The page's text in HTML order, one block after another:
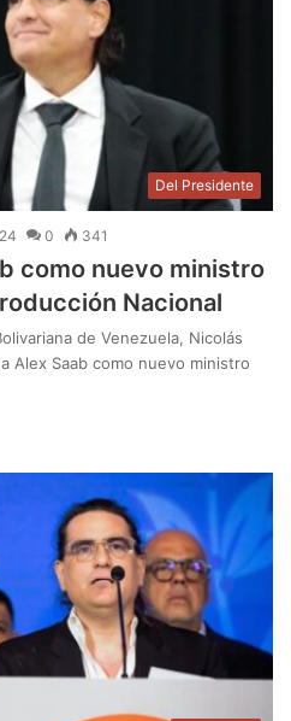
Del Presidente
0 341
como nuevo ministro
Nacional
de Venezuela, Nicolás
Alex Saab como nuevo ministro